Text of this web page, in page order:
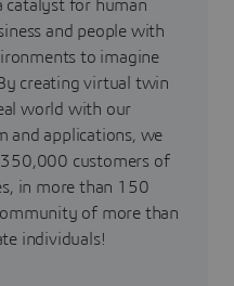
catalyst for human
and people with
to imagine
creating virtual twin
world with our
and applications, we
customers of
in more than 150
of more than
individuals!